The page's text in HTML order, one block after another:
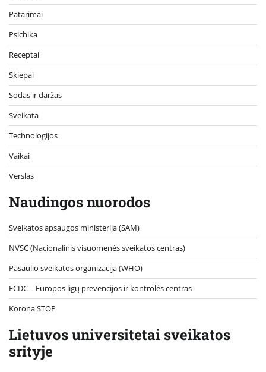
Patarimai
Psichika
Receptai
Skiepai
Sodas ir daržas
Sveikata
Technologijos
Vaikai
Verslas
Naudingos nuorodos
Sveikatos apsaugos ministerija (SAM)
NVSC (Nacionalinis visuomenės sveikatos centras)
Pasaulio sveikatos organizacija (WHO)
ECDC – Europos ligų prevencijos ir kontrolės centras
Korona STOP
Lietuvos universitetai sveikatos
srityje